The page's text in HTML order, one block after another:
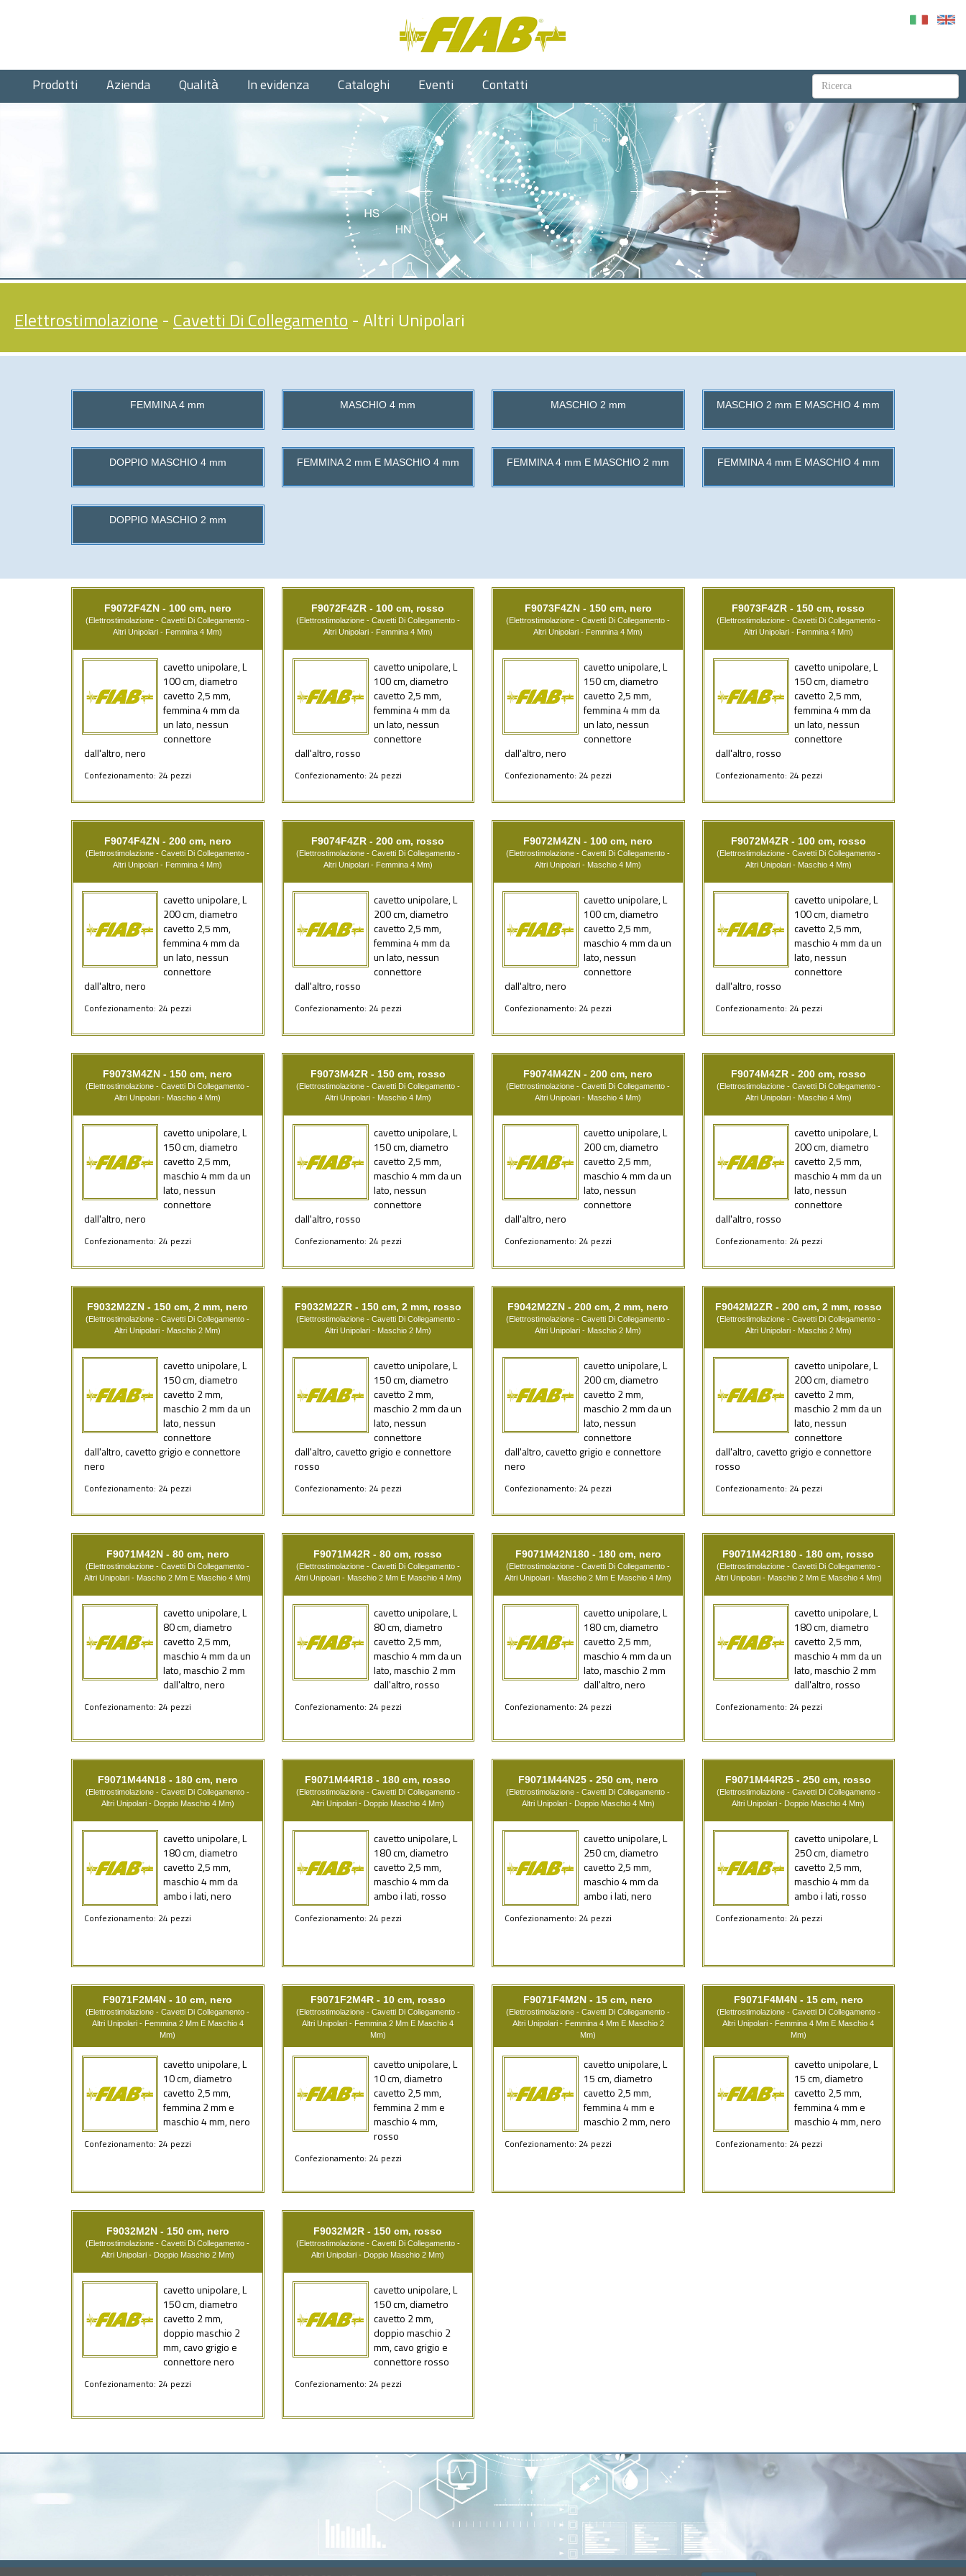
Prodotti Azienda Qualità In evidenza Cataloghi Eventi Contatti
Elettrostimolazione - Cavetti Di Collegamento - Altri Unipolari
FEMMINA 4 mm MASCHIO 4 mm MASCHIO 2 mm MASCHIO 2 mm E MASCHIO 4 mm
DOPPIO MASCHIO 4 mm FEMMINA 2 mm E MASCHIO 4 mm FEMMINA 4 mm E MASCHIO 2 mm FEMMINA 4 mm E MASCHIO 4 mm
DOPPIO MASCHIO 2 mm
F9072F4ZN - 100 cm, nero
(Elettrostimolazione - Cavetti Di Collegamento -
Altri Unipolari - Femmina 4 Mm)
cavetto unipolare, L
100 cm, diametro
cavetto 2,5 mm,
femmina 4 mm da
un lato, nessun
connettore
dall'altro, nero
Confezionamento: 24 pezzi
F9072F4ZR - 100 cm, rosso
(Elettrostimolazione - Cavetti Di Collegamento -
Altri Unipolari - Femmina 4 Mm)
cavetto unipolare, L
100 cm, diametro
cavetto 2,5 mm,
femmina 4 mm da
un lato, nessun
connettore
dall'altro, rosso
Confezionamento: 24 pezzi
F9073F4ZN - 150 cm, nero
(Elettrostimolazione - Cavetti Di Collegamento -
Altri Unipolari - Femmina 4 Mm)
cavetto unipolare, L
150 cm, diametro
cavetto 2,5 mm,
femmina 4 mm da
un lato, nessun
connettore
dall'altro, nero
Confezionamento: 24 pezzi
F9073F4ZR - 150 cm, rosso
(Elettrostimolazione - Cavetti Di Collegamento -
Altri Unipolari - Femmina 4 Mm)
cavetto unipolare, L
150 cm, diametro
cavetto 2,5 mm,
femmina 4 mm da
un lato, nessun
connettore
dall'altro, rosso
Confezionamento: 24 pezzi
F9074F4ZN - 200 cm, nero
(Elettrostimolazione - Cavetti Di Collegamento -
Altri Unipolari - Femmina 4 Mm)
cavetto unipolare, L
200 cm, diametro
cavetto 2,5 mm,
femmina 4 mm da
un lato, nessun
connettore
dall'altro, nero
Confezionamento: 24 pezzi
F9074F4ZR - 200 cm, rosso
(Elettrostimolazione - Cavetti Di Collegamento -
Altri Unipolari - Femmina 4 Mm)
cavetto unipolare, L
200 cm, diametro
cavetto 2,5 mm,
femmina 4 mm da
un lato, nessun
connettore
dall'altro, rosso
Confezionamento: 24 pezzi
F9072M4ZN - 100 cm, nero
(Elettrostimolazione - Cavetti Di Collegamento -
Altri Unipolari - Maschio 4 Mm)
cavetto unipolare, L
100 cm, diametro
cavetto 2,5 mm,
maschio 4 mm da un
lato, nessun
connettore
dall'altro, nero
Confezionamento: 24 pezzi
F9072M4ZR - 100 cm, rosso
(Elettrostimolazione - Cavetti Di Collegamento -
Altri Unipolari - Maschio 4 Mm)
cavetto unipolare, L
100 cm, diametro
cavetto 2,5 mm,
maschio 4 mm da un
lato, nessun
connettore
dall'altro, rosso
Confezionamento: 24 pezzi
F9073M4ZN - 150 cm, nero
(Elettrostimolazione - Cavetti Di Collegamento -
Altri Unipolari - Maschio 4 Mm)
cavetto unipolare, L
150 cm, diametro
cavetto 2,5 mm,
maschio 4 mm da un
lato, nessun
connettore
dall'altro, nero
Confezionamento: 24 pezzi
F9073M4ZR - 150 cm, rosso
(Elettrostimolazione - Cavetti Di Collegamento -
Altri Unipolari - Maschio 4 Mm)
cavetto unipolare, L
150 cm, diametro
cavetto 2,5 mm,
maschio 4 mm da un
lato, nessun
connettore
dall'altro, rosso
Confezionamento: 24 pezzi
F9074M4ZN - 200 cm, nero
(Elettrostimolazione - Cavetti Di Collegamento -
Altri Unipolari - Maschio 4 Mm)
cavetto unipolare, L
200 cm, diametro
cavetto 2,5 mm,
maschio 4 mm da un
lato, nessun
connettore
dall'altro, nero
Confezionamento: 24 pezzi
F9074M4ZR - 200 cm, rosso
(Elettrostimolazione - Cavetti Di Collegamento -
Altri Unipolari - Maschio 4 Mm)
cavetto unipolare, L
200 cm, diametro
cavetto 2,5 mm,
maschio 4 mm da un
lato, nessun
connettore
dall'altro, rosso
Confezionamento: 24 pezzi
F9032M2ZN - 150 cm, 2 mm, nero
(Elettrostimolazione - Cavetti Di Collegamento -
Altri Unipolari - Maschio 2 Mm)
cavetto unipolare, L
150 cm, diametro
cavetto 2 mm,
maschio 2 mm da un
lato, nessun
connettore
dall'altro, cavetto grigio e connettore
nero
Confezionamento: 24 pezzi
F9032M2ZR - 150 cm, 2 mm, rosso
(Elettrostimolazione - Cavetti Di Collegamento -
Altri Unipolari - Maschio 2 Mm)
cavetto unipolare, L
150 cm, diametro
cavetto 2 mm,
maschio 2 mm da un
lato, nessun
connettore
dall'altro, cavetto grigio e connettore
rosso
Confezionamento: 24 pezzi
F9042M2ZN - 200 cm, 2 mm, nero
(Elettrostimolazione - Cavetti Di Collegamento -
Altri Unipolari - Maschio 2 Mm)
cavetto unipolare, L
200 cm, diametro
cavetto 2 mm,
maschio 2 mm da un
lato, nessun
connettore
dall'altro, cavetto grigio e connettore
nero
Confezionamento: 24 pezzi
F9042M2ZR - 200 cm, 2 mm, rosso
(Elettrostimolazione - Cavetti Di Collegamento -
Altri Unipolari - Maschio 2 Mm)
cavetto unipolare, L
200 cm, diametro
cavetto 2 mm,
maschio 2 mm da un
lato, nessun
connettore
dall'altro, cavetto grigio e connettore
rosso
Confezionamento: 24 pezzi
F9071M42N - 80 cm, nero
(Elettrostimolazione - Cavetti Di Collegamento -
Altri Unipolari - Maschio 2 Mm E Maschio 4 Mm)
cavetto unipolare, L
80 cm, diametro
cavetto 2,5 mm,
maschio 4 mm da un
lato, maschio 2 mm
dall'altro, nero
Confezionamento: 24 pezzi
F9071M42R - 80 cm, rosso
(Elettrostimolazione - Cavetti Di Collegamento -
Altri Unipolari - Maschio 2 Mm E Maschio 4 Mm)
cavetto unipolare, L
80 cm, diametro
cavetto 2,5 mm,
maschio 4 mm da un
lato, maschio 2 mm
dall'altro, rosso
Confezionamento: 24 pezzi
F9071M42N180 - 180 cm, nero
(Elettrostimolazione - Cavetti Di Collegamento -
Altri Unipolari - Maschio 2 Mm E Maschio 4 Mm)
cavetto unipolare, L
180 cm, diametro
cavetto 2,5 mm,
maschio 4 mm da un
lato, maschio 2 mm
dall'altro, nero
Confezionamento: 24 pezzi
F9071M42R180 - 180 cm, rosso
(Elettrostimolazione - Cavetti Di Collegamento -
Altri Unipolari - Maschio 2 Mm E Maschio 4 Mm)
cavetto unipolare, L
180 cm, diametro
cavetto 2,5 mm,
maschio 4 mm da un
lato, maschio 2 mm
dall'altro, rosso
Confezionamento: 24 pezzi
F9071M44N18 - 180 cm, nero
(Elettrostimolazione - Cavetti Di Collegamento -
Altri Unipolari - Doppio Maschio 4 Mm)
cavetto unipolare, L
180 cm, diametro
cavetto 2,5 mm,
maschio 4 mm da
ambo i lati, nero
Confezionamento: 24 pezzi
F9071M44R18 - 180 cm, rosso
(Elettrostimolazione - Cavetti Di Collegamento -
Altri Unipolari - Doppio Maschio 4 Mm)
cavetto unipolare, L
180 cm, diametro
cavetto 2,5 mm,
maschio 4 mm da
ambo i lati, rosso
Confezionamento: 24 pezzi
F9071M44N25 - 250 cm, nero
(Elettrostimolazione - Cavetti Di Collegamento -
Altri Unipolari - Doppio Maschio 4 Mm)
cavetto unipolare, L
250 cm, diametro
cavetto 2,5 mm,
maschio 4 mm da
ambo i lati, nero
Confezionamento: 24 pezzi
F9071M44R25 - 250 cm, rosso
(Elettrostimolazione - Cavetti Di Collegamento -
Altri Unipolari - Doppio Maschio 4 Mm)
cavetto unipolare, L
250 cm, diametro
cavetto 2,5 mm,
maschio 4 mm da
ambo i lati, rosso
Confezionamento: 24 pezzi
F9071F2M4N - 10 cm, nero
(Elettrostimolazione - Cavetti Di Collegamento -
Altri Unipolari - Femmina 2 Mm E Maschio 4
Mm)
cavetto unipolare, L
10 cm, diametro
cavetto 2,5 mm,
femmina 2 mm e
maschio 4 mm, nero
Confezionamento: 24 pezzi
F9071F2M4R - 10 cm, rosso
(Elettrostimolazione - Cavetti Di Collegamento -
Altri Unipolari - Femmina 2 Mm E Maschio 4
Mm)
cavetto unipolare, L
10 cm, diametro
cavetto 2,5 mm,
femmina 2 mm e
maschio 4 mm,
rosso
Confezionamento: 24 pezzi
F9071F4M2N - 15 cm, nero
(Elettrostimolazione - Cavetti Di Collegamento -
Altri Unipolari - Femmina 4 Mm E Maschio 2
Mm)
cavetto unipolare, L
15 cm, diametro
cavetto 2,5 mm,
femmina 4 mm e
maschio 2 mm, nero
Confezionamento: 24 pezzi
F9071F4M4N - 15 cm, nero
(Elettrostimolazione - Cavetti Di Collegamento -
Altri Unipolari - Femmina 4 Mm E Maschio 4
Mm)
cavetto unipolare, L
15 cm, diametro
cavetto 2,5 mm,
femmina 4 mm e
maschio 4 mm, nero
Confezionamento: 24 pezzi
F9032M2N - 150 cm, nero
(Elettrostimolazione - Cavetti Di Collegamento -
Altri Unipolari - Doppio Maschio 2 Mm)
cavetto unipolare, L
150 cm, diametro
cavetto 2 mm,
doppio maschio 2
mm, cavo grigio e
connettore nero
Confezionamento: 24 pezzi
F9032M2R - 150 cm, rosso
(Elettrostimolazione - Cavetti Di Collegamento -
Altri Unipolari - Doppio Maschio 2 Mm)
cavetto unipolare, L
150 cm, diametro
cavetto 2 mm,
doppio maschio 2
mm, cavo grigio e
connettore rosso
Confezionamento: 24 pezzi